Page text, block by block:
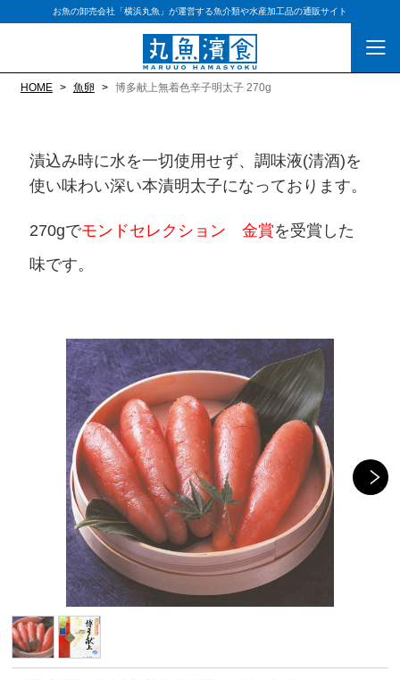
お魚の卸売会社「横浜丸魚」が運営する魚介類や水産加工品の通販サイト
HOME 魚卵 博多献上無着色辛子明太子 270g
漬込み時に水を一切使用せず、調味液(清酒)を
使い味わい深い本漬明太子になっております。
270gでモンドセレクション 金賞を受賞した
味です。